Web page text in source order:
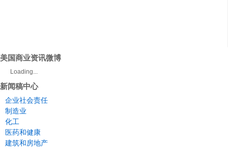
美国商业资讯微博
Loading...
新闻稿中心
企业社会责任
制造业
化工
医药和健康
建筑和房地产